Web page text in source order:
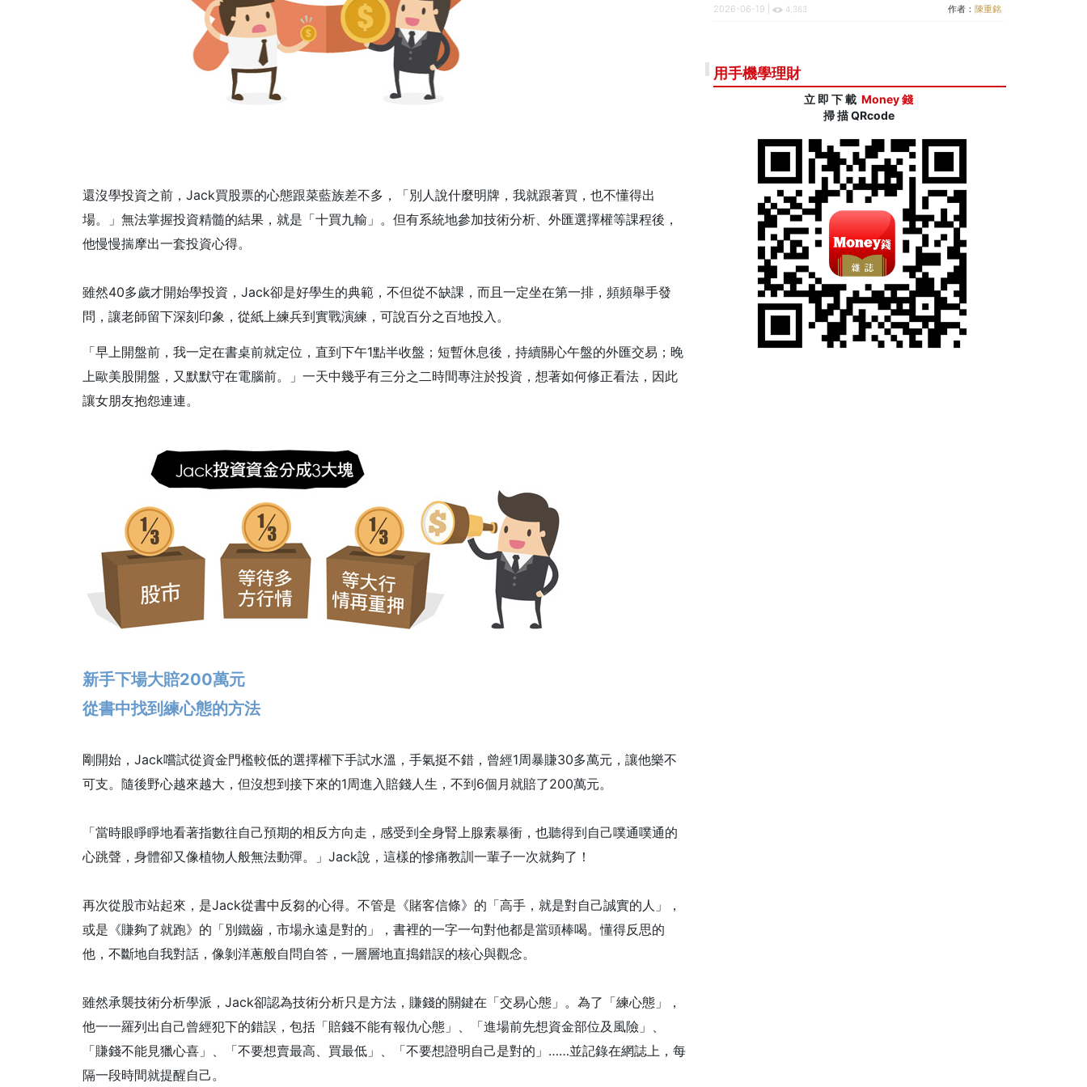
還沒學投資之前，Jack買股票的心態跟菜藍族差不多，「別人說什麼明牌，我就跟著買，也不懂得出
場。」無法掌握投資精髓的結果，就是「十買九輸」。但有系統地參加技術分析、外匯選擇權等課程後，
他慢慢揣摩出一套投資心得。
雖然40多歲才開始學投資，Jack卻是好學生的典範，不但從不缺課，而且一定坐在第一排，頻頻舉手發
問，讓老師留下深刻印象，從紙上練兵到實戰演練，可說百分之百地投入。
「早上開盤前，我一定在書桌前就定位，直到下午1點半收盤；短暫休息後，持續關心午盤的外匯交易；晚
上歐美股開盤，又默默守在電腦前。」一天中幾乎有三分之二時間專注於投資，想著如何修正看法，因此
讓女朋友抱怨連連。
新手下場大賠200萬元
從書中找到練心態的方法
剛開始，Jack嚐試從資金門檻較低的選擇權下手試水溫，手氣挺不錯，曾經1周暴賺30多萬元，讓他樂不
可支。隨後野心越來越大，但沒想到接下來的1周進入賠錢人生，不到6個月就賠了200萬元。
「當時眼睜睜地看著指數往自己預期的相反方向走，感受到全身腎上腺素暴衝，也聽得到自己噗通噗通的
心跳聲，身體卻又像植物人般無法動彈。」Jack說，這樣的慘痛教訓一輩子一次就夠了！
再次從股市站起來，是Jack從書中反芻的心得。不管是《賭客信條》的「高手，就是對自己誠實的人」，
或是《賺夠了就跑》的「別鐵齒，市場永遠是對的」，書裡的一字一句對他都是當頭棒喝。懂得反思的
他，不斷地自我對話，像剝洋蔥般自問自答，一層層地直搗錯誤的核心與觀念。
雖然承襲技術分析學派，Jack卻認為技術分析只是方法，賺錢的關鍵在「交易心態」。為了「練心態」，
他一一羅列出自己曾經犯下的錯誤，包括「賠錢不能有報仇心態」、「進場前先想資金部位及風險」、
「賺錢不能見獵心喜」、「不要想賣最高、買最低」、「不要想證明自己是對的」……並記錄在網誌上，每
隔一段時間就提醒自己。
2026-06-19 | 4,363 作者：陳重銘
用手機學理財
立 即 下 載 Money 錢
掃 描 QRcode